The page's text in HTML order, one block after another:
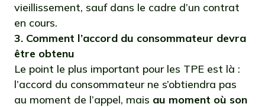
vieillissement, sauf dans le cadre d’un contrat
en cours.
3. Comment l’accord du consommateur devra
être obtenu
Le point le plus important pour les TPE est là :
l’accord du consommateur ne s’obtiendra pas
au moment de l’appel, mais au moment où son